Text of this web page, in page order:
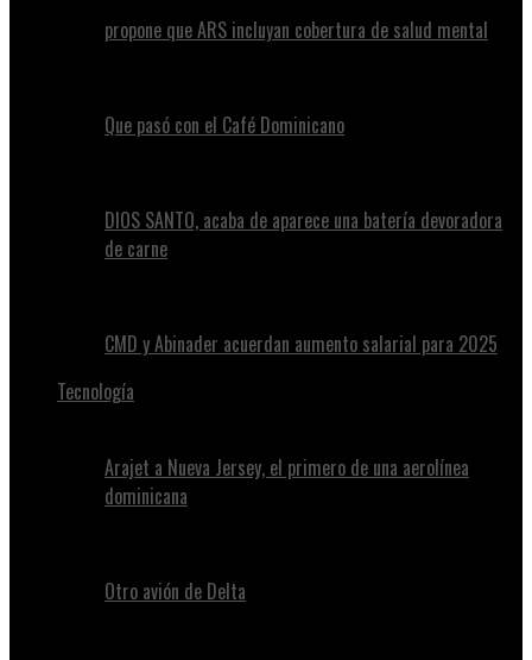
propone que ARS incluyan cobertura de salud mental
Que pasó con el Café Dominicano
DIOS SANTO, acaba de aparece una batería devoradora
de carne
CMD y Abinader acuerdan aumento salarial para 2025
Tecnología
Arajet a Nueva Jersey, el primero de una aerolínea
dominicana
Otro avión de Delta